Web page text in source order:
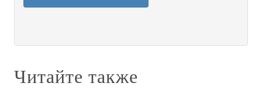
Читайте также